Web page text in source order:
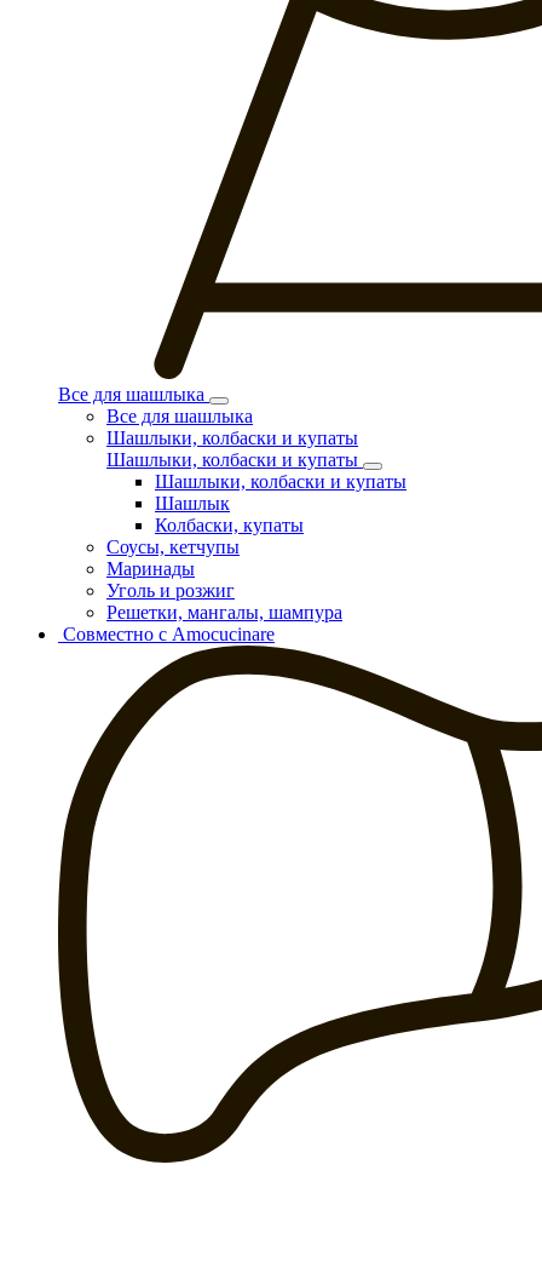
Все для шашлыка
Все для шашлыка
Шашлыки, колбаски и купаты
Шашлыки, колбаски и купаты
Шашлыки, колбаски и купаты
Шашлык
Колбаски, купаты
Соусы, кетчупы
Маринады
Уголь и розжиг
Решетки, мангалы, шампура
Совместно с Amocucinare